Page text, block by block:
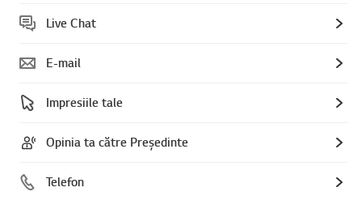
Live Chat
E-mail
Impresiile tale
Opinia ta către Președinte
Telefon